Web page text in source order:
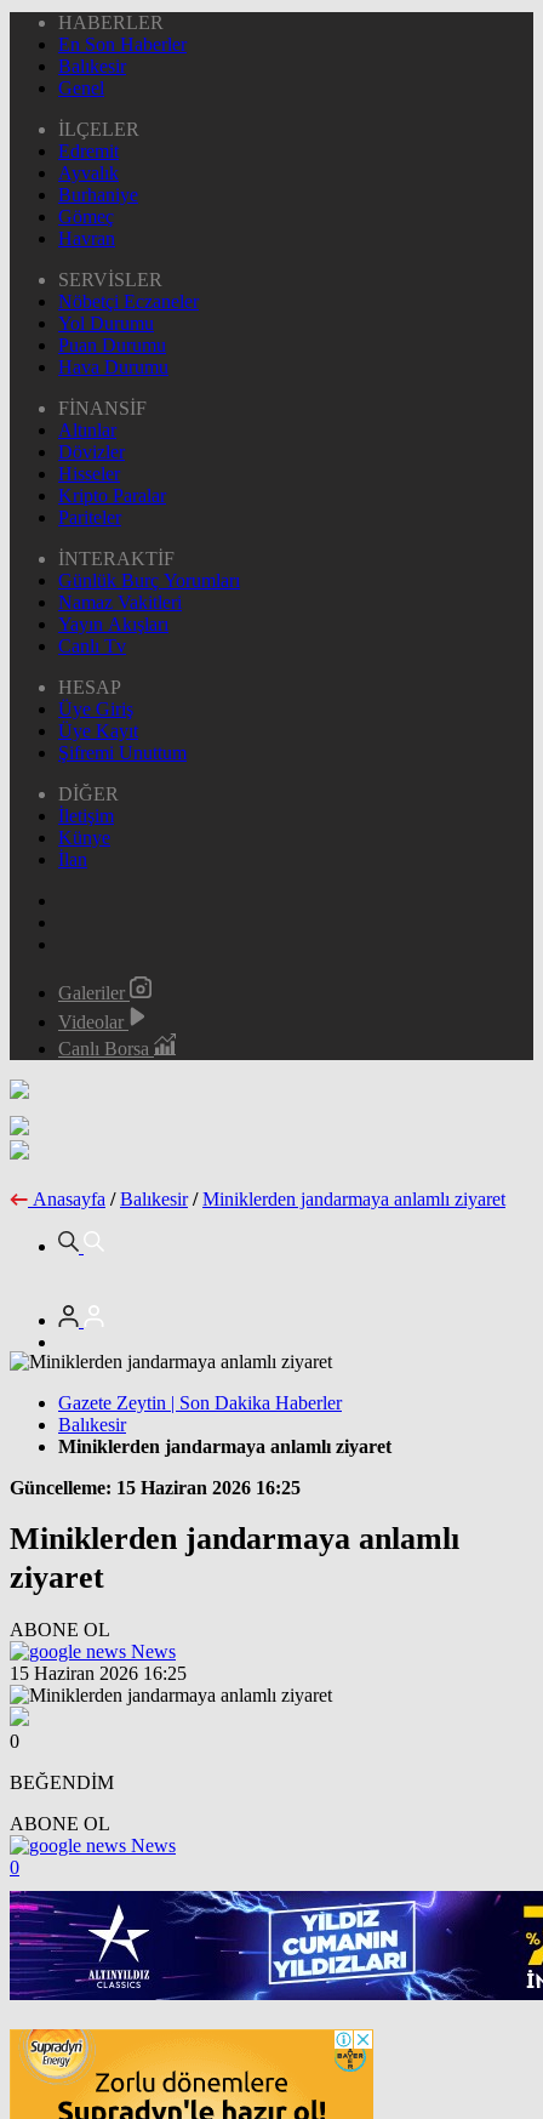
HABERLER
En Son Haberler
Balıkesir
Genel
İLÇELER
Edremit
Ayvalık
Burhaniye
Gömeç
Havran
SERVİSLER
Nöbetçi Eczaneler
Yol Durumu
Puan Durumu
Hava Durumu
FİNANSİF
Altınlar
Dövizler
Hisseler
Kripto Paralar
Pariteler
İNTERAKTİF
Günlük Burç Yorumları
Namaz Vakitleri
Yayın Akışları
Canlı Tv
HESAP
Üye Giriş
Üye Kayıt
Şifremi Unuttum
DİĞER
İletişim
Künye
İlan
Galeriler
Videolar
Canlı Borsa
Anasayfa / Balıkesir / Miniklerden jandarmaya anlamlı ziyaret
Gazete Zeytin | Son Dakika Haberler
Balıkesir
Miniklerden jandarmaya anlamlı ziyaret
Güncelleme: 15 Haziran 2026 16:25
Miniklerden jandarmaya anlamlı
ziyaret
ABONE OL
News
15 Haziran 2026 16:25
0
BEĞENDİM
ABONE OL
News
0